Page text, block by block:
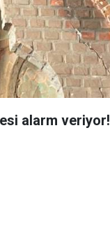
alarm veriyor!